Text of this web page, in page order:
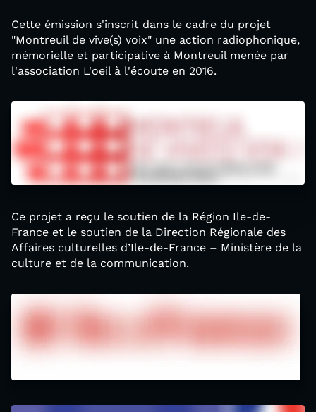
Cette émission s'inscrit dans le cadre du projet
"Montreuil de vive(s) voix" une action radiophonique,
mémorielle et participative à Montreuil menée par
l'association L'oeil à l'écoute en 2016.
Ce projet a reçu le soutien de la Région Ile-de-
France et le soutien de la Direction Régionale des
Affaires culturelles d’Ile-de-France – Ministère de la
culture et de la communication.